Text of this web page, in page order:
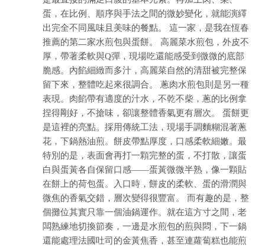
蛋，在比例、順序與手法之間的微妙變化，就能演繹
出完全不同風味且美味的餐點。 這一家，是我在恆春
推薦的第二家水煎包與蛋餅。 高麗菜水煎包，外皮不
厚，帶著柔軟與Q彈，現場吃還能感受到微微的底部
脆感。內餡細緻而多汁，高麗菜自然的清甜被完整保
留下來，整體吃起來很調合。 蔥肉水煎包則是另一種
表現。肉餡帶有適度的汁水，不乾不柴，蔥的比例拿
捏得剛好，不搶味，卻讓整體香氣更有層次。 蛋餅更
是這裡的亮點。採用傳統工法，現場手調麵糊混著蔥
花，下鍋熱油煎。餅皮帶點厚度，口感柔軟細嫩。最
特別的是，表面會再打一顆完整的蛋，不打散，讓蛋
白與蛋黃各自保留口感——蛋黃微微半熟，像一顆貼
在餅上的荷包蛋。入口時，餅皮的柔軟、蛋的滑潤與
微焦的香氣交錯，層次變得很豐富。 而有趣的是，整
個攤位其實只靠一個油鍋運作。就在這方寸之間，老
闆熟練地切換節奏，一邊是水煎包的煎與悶，下一鍋
還能處理法國吐司的金黃焦香，甚至連蘿蔔糕也能煎